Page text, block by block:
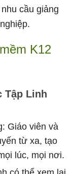
cầu giảng
K12
Tập Linh
Giáo viên và
từ xa, tạo
lúc, mọi nơi.